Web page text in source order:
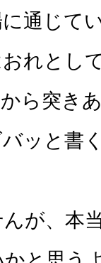
通じて
れとし
ら突き
ッと書
が、本